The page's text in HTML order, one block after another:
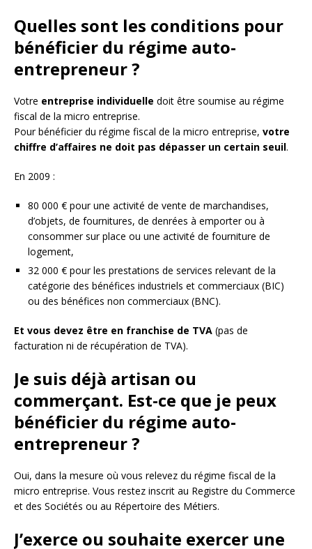
Quelles sont les conditions pour
bénéficier du régime auto-
entrepreneur ?
Votre entreprise individuelle doit être soumise au régime
fiscal de la micro entreprise.
Pour bénéficier du régime fiscal de la micro entreprise, votre
chiffre d’affaires ne doit pas dépasser un certain seuil.
En 2009 :
80 000 € pour une activité de vente de marchandises,
d’objets, de fournitures, de denrées à emporter ou à
consommer sur place ou une activité de fourniture de
logement,
32 000 € pour les prestations de services relevant de la
catégorie des bénéfices industriels et commerciaux (BIC)
ou des bénéfices non commerciaux (BNC).
Et vous devez être en franchise de TVA (pas de
facturation ni de récupération de TVA).
Je suis déjà artisan ou
commerçant. Est-ce que je peux
bénéficier du régime auto-
entrepreneur ?
Oui, dans la mesure où vous relevez du régime fiscal de la
micro entreprise. Vous restez inscrit au Registre du Commerce
et des Sociétés ou au Répertoire des Métiers.
J’exerce ou souhaite exercer une